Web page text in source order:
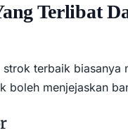
Terlibat
strok terbaik
boleh menjejaskan